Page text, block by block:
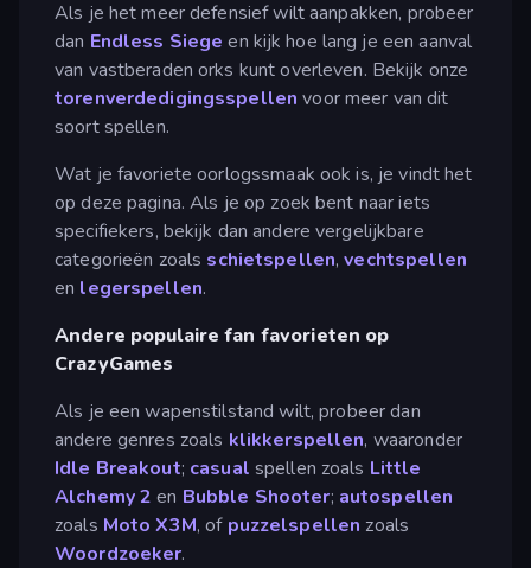
Als je het meer defensief wilt aanpakken, probeer
dan Endless Siege en kijk hoe lang je een aanval
van vastberaden orks kunt overleven. Bekijk onze
torenverdedigingsspellen voor meer van dit
soort spellen.
Wat je favoriete oorlogssmaak ook is, je vindt het
op deze pagina. Als je op zoek bent naar iets
specifiekers, bekijk dan andere vergelijkbare
categorieën zoals schietspellen,vechtspellen
en legerspellen.
Andere populaire fan favorieten op
CrazyGames
Als je een wapenstilstand wilt, probeer dan
andere genres zoals klikkerspellen, waaronder
Idle Breakout; casual spellen zoals Little
Alchemy 2 en Bubble Shooter; autospellen
zoals Moto X3M, of puzzelspellen zoals
Woordzoeker.